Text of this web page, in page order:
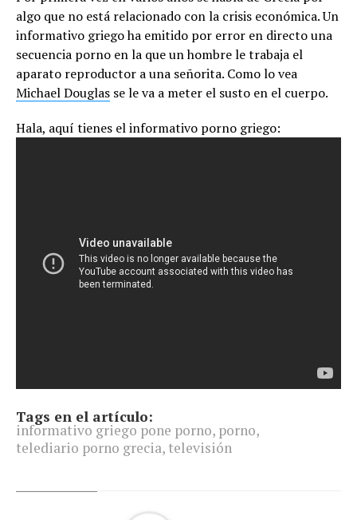
algo que no está relacionado con la crisis económica. Un
informativo griego ha emitido por error en directo una
secuencia porno en la que un hombre le trabaja el
aparato reproductor a una señorita. Como lo vea
Michael Douglas se le va a meter el susto en el cuerpo.
Hala, aquí tienes el informativo porno griego:
Tags en el artículo:
informativo griego pone porno, porno,
telediario porno grecia, televisión